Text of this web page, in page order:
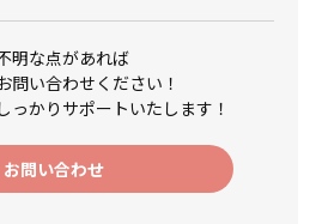
明な点があれば
問い合わせください！
っかりサポートいたします！
お問い合わせ